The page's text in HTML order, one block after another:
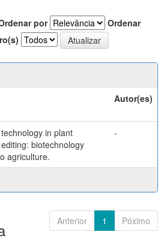
por
Ordenar
Autor(es)
in plant
biotechnology
agriculture.
-
Anterior 1 Póximo